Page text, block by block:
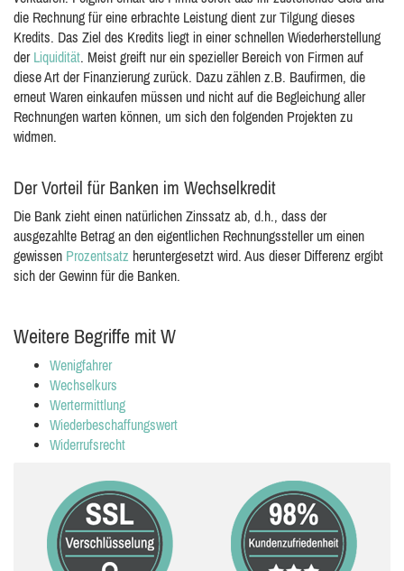
die Rechnung für eine erbrachte Leistung dient zur Tilgung dieses
Kredits. Das Ziel des Kredits liegt in einer schnellen Wiederherstellung
der Liquidität. Meist greift nur ein spezieller Bereich von Firmen auf
diese Art der Finanzierung zurück. Dazu zählen z.B. Baufirmen, die
erneut Waren einkaufen müssen und nicht auf die Begleichung aller
Rechnungen warten können, um sich den folgenden Projekten zu
widmen.
Der Vorteil für Banken im Wechselkredit
Die Bank zieht einen natürlichen Zinssatz ab, d.h., dass der
ausgezahlte Betrag an den eigentlichen Rechnungssteller um einen
gewissen Prozentsatz heruntergesetzt wird. Aus dieser Differenz ergibt
sich der Gewinn für die Banken.
Weitere Begriffe mit W
Wenigfahrer
Wechselkurs
Wertermittlung
Wiederbeschaffungswert
Widerrufsrecht